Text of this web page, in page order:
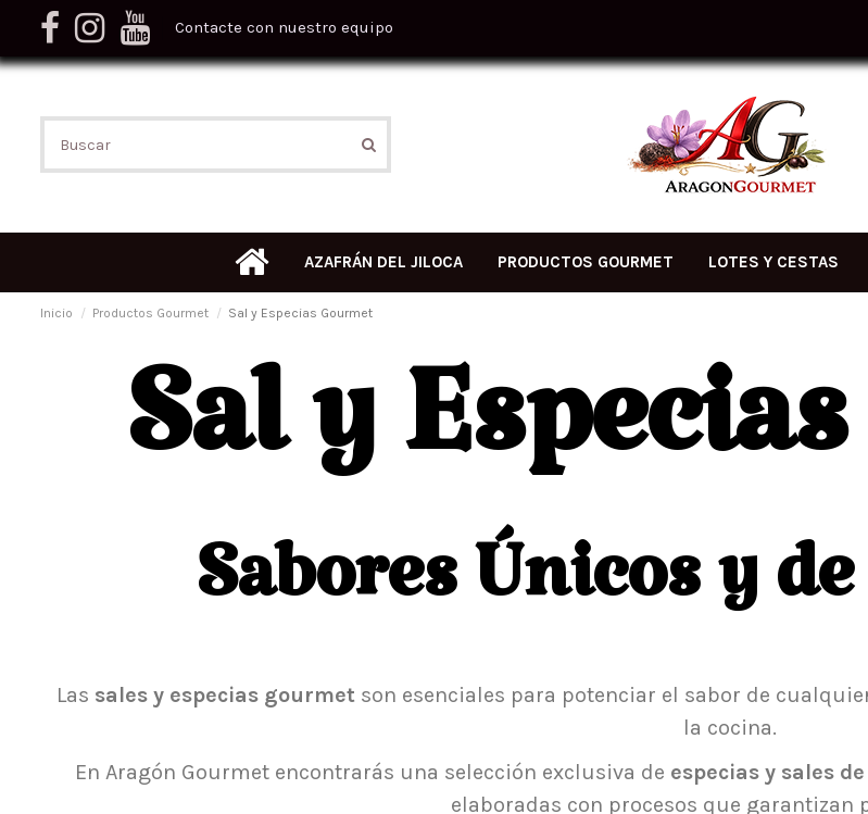
Contacte con nuestro equipo
AZAFRÁN DEL JILOCA PRODUCTOS GOURMET LOTES Y CESTAS
Inicio Productos Gourmet Sal y Especias Gourmet
Sal y
Sabores Únicos y
Las sales y especias gourmet son esenciales para potenciar el sabor de
la cocina.
En Aragón Gourmet encontrarás una selección exclusiva de especias y sales
elaboradas con procesos que garantizan